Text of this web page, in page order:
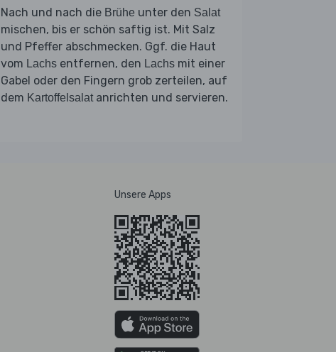
Nach und nach die Brühe unter den Salat
mischen, bis er schön saftig ist. Mit Salz
und Pfeffer abschmecken. Ggf. die Haut
vom Lachs entfernen, den Lachs mit einer
Gabel oder den Fingern grob zerteilen, auf
dem Kartoffelsalat anrichten und servieren.
Unsere Apps